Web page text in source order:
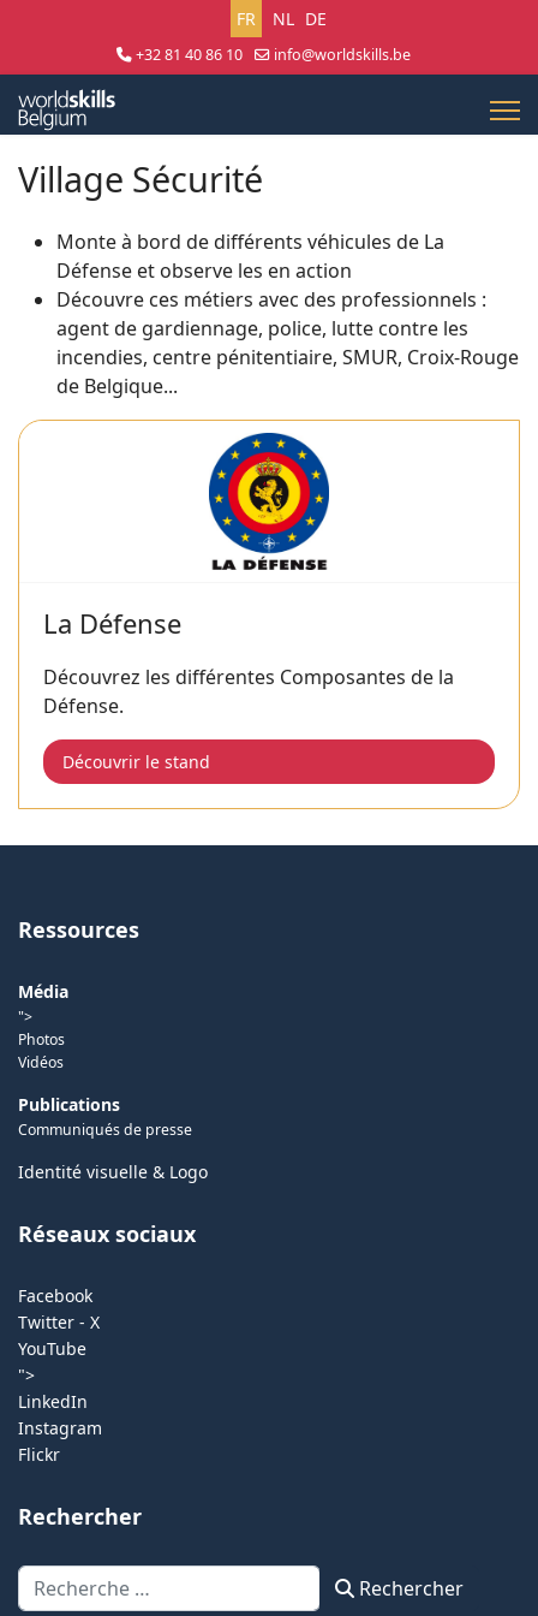
Sélectionnez votre langue
FR NL DE
+32 81 40 86 10
info@worldskills.be
Village Sécurité
Monte à bord de différents véhicules de La
Défense et observe les en action
Découvre ces métiers avec des professionnels :
agent de gardiennage, police, lutte contre les
incendies, centre pénitentiaire, SMUR, Croix-Rouge
de Belgique...
La Défense
Découvrez les différentes Composantes de la
Défense.
Découvrir le stand
Ressources
Média
">
Photos
Vidéos
Publications
Communiqués de presse
Identité visuelle & Logo
Réseaux sociaux
Facebook
Twitter - X
YouTube
">
LinkedIn
Instagram
Flickr
Rechercher
Rechercher Rechercher